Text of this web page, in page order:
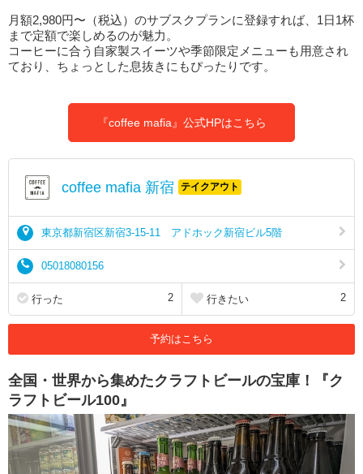
月額2,980円〜（税込）のサブスクプランに登録すれば、1日1杯
まで定額で楽しめるのが魅力。
コーヒーに合う自家製スイーツや季節限定メニューも用意され
ており、ちょっとした息抜きにもぴったりです。
『coffee mafia』公式HPはこちら
coffee mafia 新宿 テイクアウト
東京都新宿区新宿3-15-11 アドホック新宿ビル5階
05018080156
行った 2 行きたい 2
予約はこちら
全国・世界から集めたクラフトビールの宝庫！『ク
ラフトビール100』